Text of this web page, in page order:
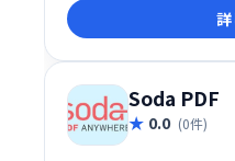
ーション、Excelシート
ファイルに結合するこ
Soda PDF
0.0 (0件)